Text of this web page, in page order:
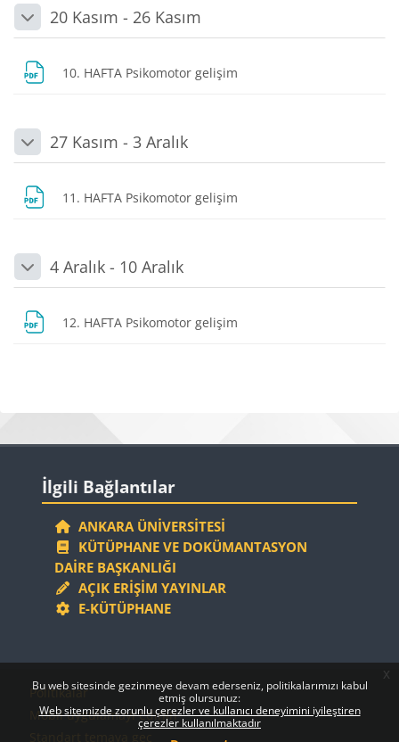
Bu web sitesinde gezinmeye devam ederseniz, politikalarımızı kabul
etmiş olursunuz:
Web sitemizde zorunlu çerezler ve kullanıcı deneyimini iyileştiren
çerezler kullanılmaktadır
x
Daralt20 Kasım - 26 Kasım
10. HAFTA Psikomotor gelişim
Daralt27 Kasım - 3 Aralık
11. HAFTA Psikomotor gelişim
Daralt4 Aralık - 10 Aralık
12. HAFTA Psikomotor gelişim
Bloklar
İlgili Bağlantılar
ANKARA ÜNIVERSITESI
KÜTÜPHANE VE DOKÜMANTASYON
DAIRE BAŞKANLIĞI
AÇIK ERIŞIM YAYINLAR
E-KÜTÜPHANE
Bloklar
Bloklar
Politikalar
Mobil uygulamayı edinin